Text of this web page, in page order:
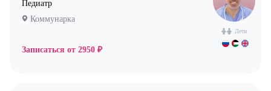
Кардиолог детский
Маммолог
Жулебино
Кузьминки
Дети
Педиатр
Коммунарка
Записаться от 2950 ₽